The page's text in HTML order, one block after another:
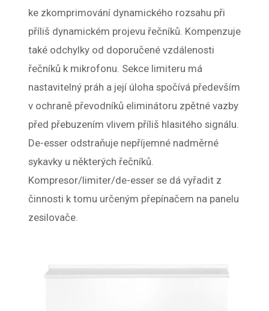
ke zkomprimování dynamického rozsahu při
příliš dynamickém projevu řečníků. Kompenzuje
také odchylky od doporučené vzdálenosti
řečníků k mikrofonu. Sekce limiteru má
nastavitelný práh a její úloha spočívá především
v ochraně převodníků eliminátoru zpětné vazby
před přebuzením vlivem příliš hlasitého signálu.
De-esser odstraňuje nepříjemné nadměrné
sykavky u některých řečníků.
Kompresor/limiter/de-esser se dá vyřadit z
činnosti k tomu určeným přepínačem na panelu
zesilovače.